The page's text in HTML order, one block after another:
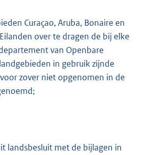
Curaçao, Aruba, Bonaire en
over te dragen de bij elke
van Openbare
in gebruik zijnde
zover niet opgenomen in de
landsbesluit met de bijlagen in